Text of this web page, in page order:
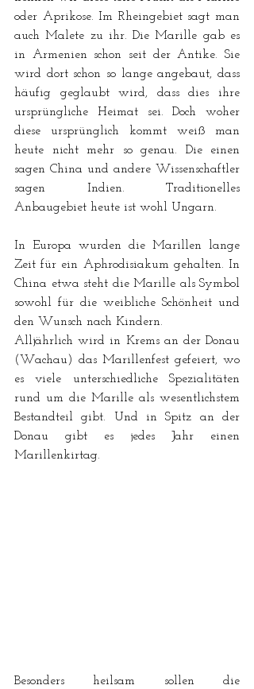
oder Aprikose. Im Rheingebiet sagt man
auch Malete zu ihr. Die Marille gab es
in Armenien schon seit der Antike. Sie
wird dort schon so lange angebaut, dass
häufig geglaubt wird, dass dies ihre
ursprüngliche Heimat sei. Doch woher
diese ursprünglich kommt weiß man
heute nicht mehr so genau. Die einen
sagen China und andere Wissenschaftler
sagen Indien. Traditionelles
Anbaugebiet heute ist wohl Ungarn.
In Europa wurden die Marillen lange
Zeit für ein Aphrodisiak
China etwa steht die Marille als Symbol
sowohl für die weibliche Schönheit und
den Wunsch nach Kindern.
Alljährlich wird in Krems an der Donau
(Wachau) das Marillenfest gefeiert, wo
es viele unterschiedliche Spezialitäten
rund um die Marille als wesentlichstem
Bestandteil gibt. Und in Spitz an der
Donau gibt es jedes Jahr einen
Marillenkirtag.
Besonders heilsam sollen die